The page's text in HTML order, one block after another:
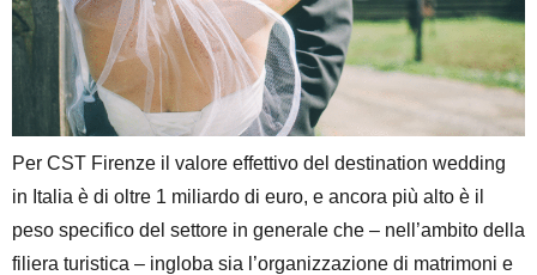
Per CST Firenze il valore effettivo del destination wedding
in Italia è di oltre 1 miliardo di euro, e ancora più alto è il
peso specifico del settore in generale che – nell’ambito della
filiera turistica – ingloba sia l’organizzazione di matrimoni e